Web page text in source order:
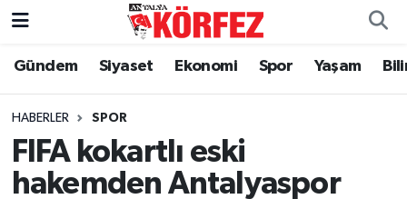
Gündem Siyaset Ekonomi Spor Yaşam
HABERLER SPOR
FIFA kokartlı eski
hakemden Antalyaspor
Gündem
Siyaset
Yerel Yönetim
Nöbetçi Eczaneler
Hava Durumu
Trafik Durumu